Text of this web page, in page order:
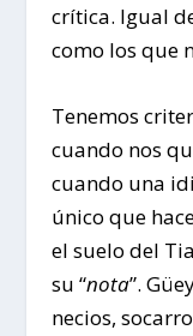
crítica. Igual
como los que
Tenemos
cuando nos
cuando una
único que
el suelo del
su “nota”.
necios,